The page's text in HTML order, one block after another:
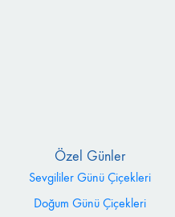
Özel Günler
Sevgililer Günü Çiçekleri
Doğum Günü Çiçekleri